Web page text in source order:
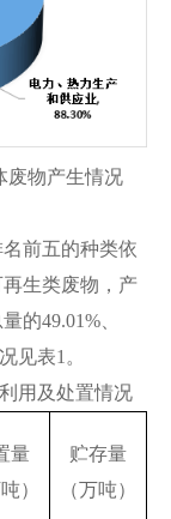
废物产生情况
前五的种类依
生类废物，产
的49.01%、
见表1。
用及处置情况
量
）
贮存量
（万吨）